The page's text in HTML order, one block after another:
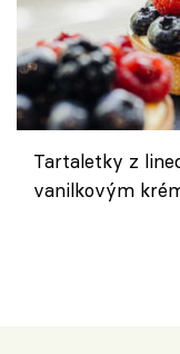
Tartaletky z
vanilkovým